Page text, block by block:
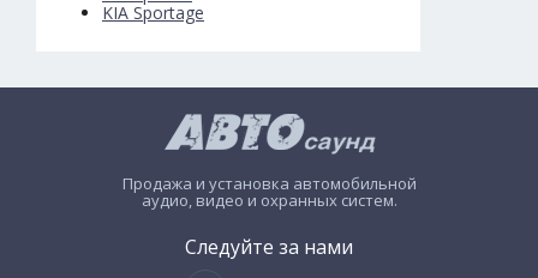
KIA Sportage
Продажа и установка автомобильной
аудио, видео и охранных систем.
Следуйте за нами